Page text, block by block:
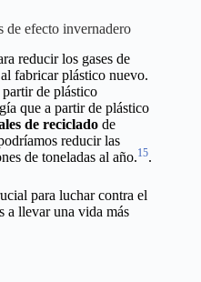
de efecto invernadero
reducir los gases de
fabricar plástico nuevo.
de plástico
que a partir de plástico
de reciclado de
reducir las
de toneladas al año.15.
para luchar contra el
a llevar una vida más